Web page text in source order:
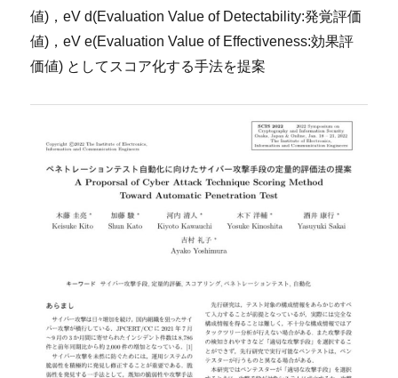
値)，eV d(Evaluation Value of Detectability:発覚評価
値)，eV e(Evaluation Value of Effectiveness:効果評
価値) としてスコア化する手法を提案